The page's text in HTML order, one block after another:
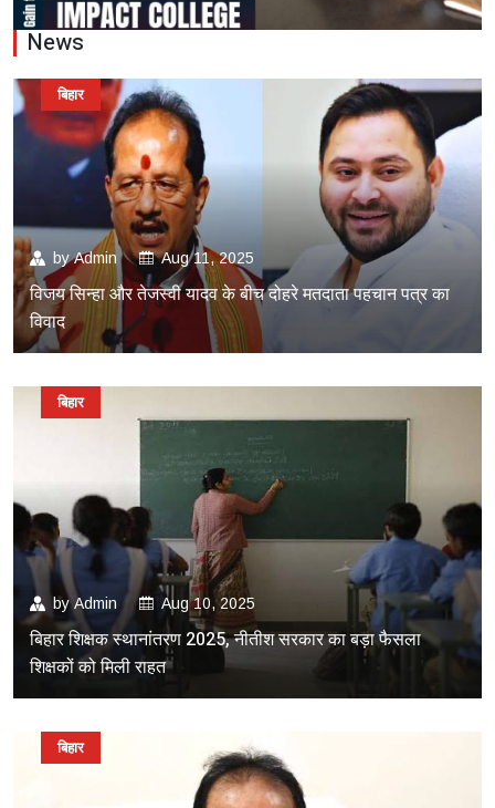
News
byAdmin Aug 11, 2025
विजय सिन्हा और तेजस्वी यादव के बीच दोहरे मतदाता पहचान पत्र का
विवाद
बिहार
byAdmin Aug 10, 2025
बिहार शिक्षक स्थानांतरण 2025, नीतीश सरकार का बड़ा फैसला
शिक्षकों को मिली राहत
बिहार
बिहार